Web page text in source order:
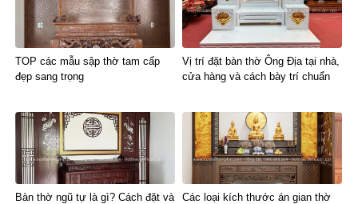
TOP các mẫu sập thờ tam cấp
đẹp sang trọng
Vị trí đặt bàn thờ Ông Địa tại nhà,
cửa hàng và cách bày trí chuẩn
Bàn thờ ngũ tự là gì? Cách đặt và
Các loại kích thước án gian thờ